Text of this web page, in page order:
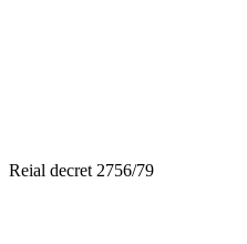
Reial decret 2756/79